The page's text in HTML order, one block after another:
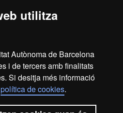
utilitza
Autònoma de Barcelona
i de tercers amb finalitats
Si desitja més informació
política de cookies.
preinscripció en el
a més informació, recomanem
Support Service.
de dades
Sobre el web